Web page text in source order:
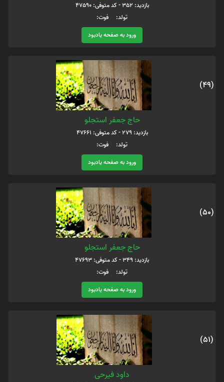
بازدید: 352 - کد متوفی: 47590
تولد: فوت:
ورود به صفحه یادبود
(49)
حاج جعفر استجلو
بازدید: 279 - کد متوفی: 47661
تولد: فوت:
ورود به صفحه یادبود
(50)
حاج جعفر استجلو
بازدید: 349 - کد متوفی: 47693
تولد: فوت:
ورود به صفحه یادبود
(51)
داود فیرحی